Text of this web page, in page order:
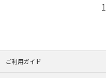
1
ご利用ガイド